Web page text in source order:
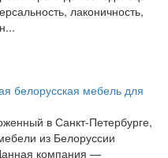
лаконичность,
белорусская мебель для
в Санкт-Петербурге,
из Белоруссии
компания —